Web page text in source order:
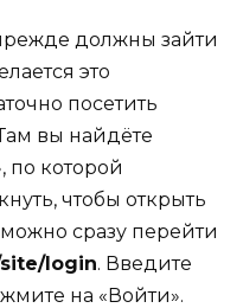
должны зайти
это
посетить
вы найдёте
по которой
чтобы открыть
сразу перейти
login. Введите
на «Войти».